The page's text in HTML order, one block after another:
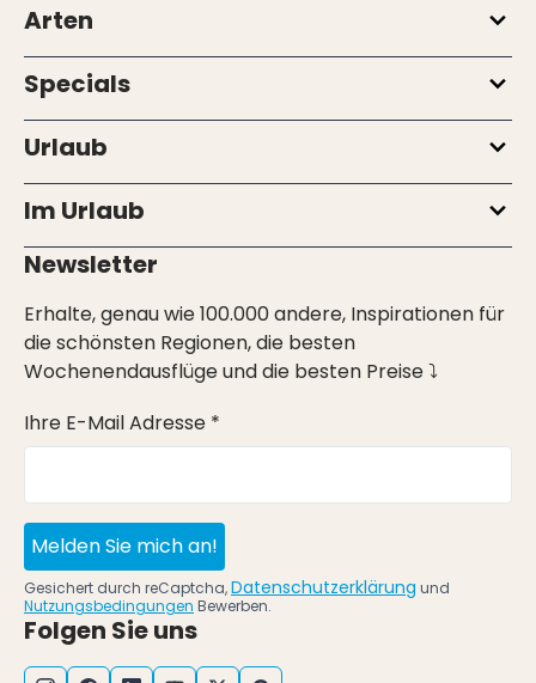
Arten
Specials
Urlaub
Im Urlaub
Newsletter
Erhalte, genau wie 100.000 andere, Inspirationen für
die schönsten Regionen, die besten
Wochenendausflüge und die besten Preise ⤵
Ihre E-Mail Adresse *
Melden Sie mich an!
Gesichert durch reCaptcha,Datenschutzerklärung und
Nutzungsbedingungen Bewerben.
Folgen Sie uns